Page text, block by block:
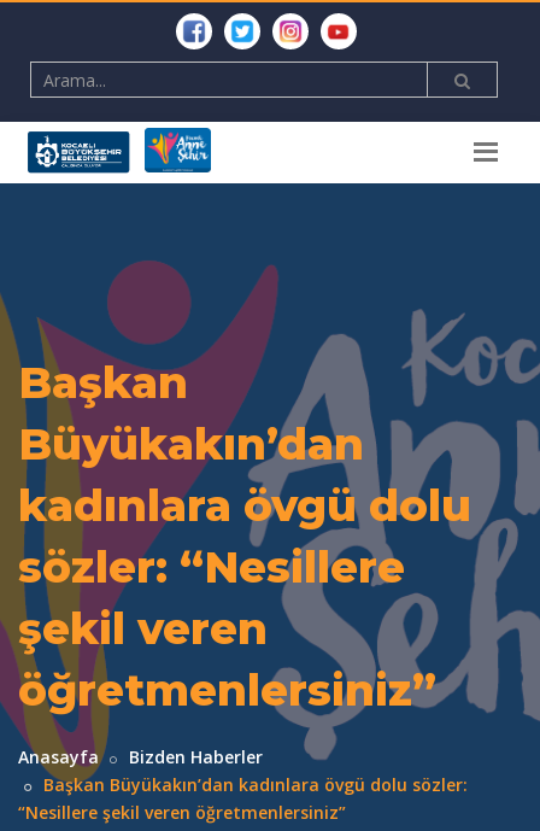
Başkan
Büyükakın’dan
kadınlara övgü dolu
sözler: “Nesillere
şekil veren
öğretmenlersiniz”
Anasayfa
Bizden Haberler
Başkan Büyükakın’dan kadınlara övgü dolu sözler:
“Nesillere şekil veren öğretmenlersiniz”